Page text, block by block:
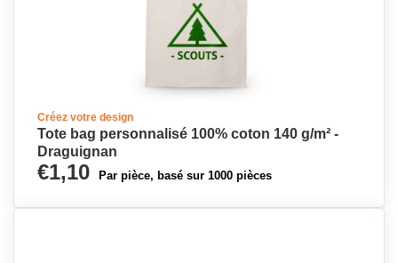
Créez votre design
Tote bag personnalisé 100% coton 140 g/m² -
Draguignan
€1,10 Par pièce, basé sur 1000 pièces